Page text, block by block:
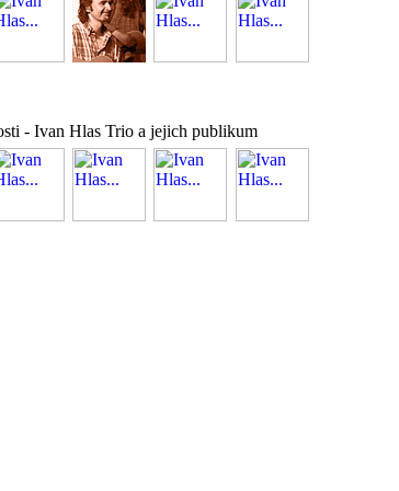
- Ivan Hlas Trio a jejich publikum